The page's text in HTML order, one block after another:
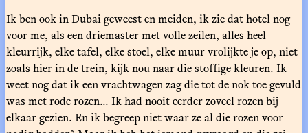
Ik ben ook in Dubai geweest en meiden, ik zie dat hotel nog
voor me, als een driemaster met volle zeilen, alles heel
kleurrijk, elke tafel, elke stoel, elke muur vrolijkte je op, niet
zoals hier in de trein, kijk nou naar die stoffige kleuren. Ik
weet nog dat ik een vrachtwagen zag die tot de nok toe gevuld
was met rode rozen... Ik had nooit eerder zoveel rozen bij
elkaar gezien. En ik begreep niet waar ze al die rozen voor